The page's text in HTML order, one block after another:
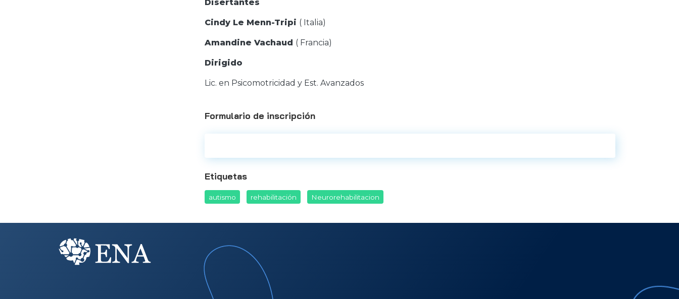
Disertantes
Cindy Le Menn-Tripi ( Italia)
Amandine Vachaud ( Francia)
Dirigido
Lic. en Psicomotricidad y Est. Avanzados
Formulario de inscripción
Etiquetas
autismo rehabilitación Neurorehabilitacion